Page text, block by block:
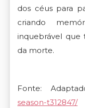
dos céus para
criando
inquebrável que
da morte.
Fonte:
season-t312847/